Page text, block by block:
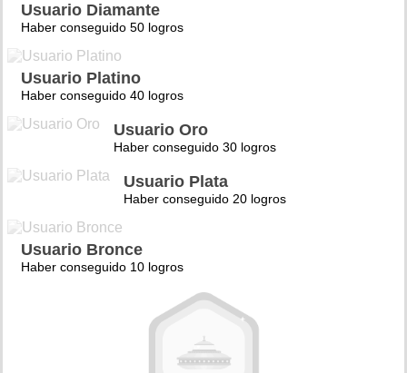
Usuario Diamante
Haber conseguido 50 logros
Usuario Platino
Haber conseguido 40 logros
Usuario Oro
Haber conseguido 30 logros
Usuario Plata
Haber conseguido 20 logros
Usuario Bronce
Haber conseguido 10 logros